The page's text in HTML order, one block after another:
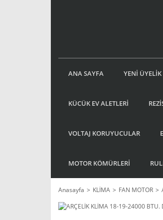
ANA SAYFA YENİ ÜYELİK
KÜCÜK EV ALETLERİ
VOLTAJ KORUYUCULAR
MOTOR KÖMÜRLERİ
Anasayfa KLİMA FAN MOTOR